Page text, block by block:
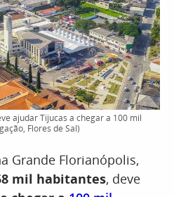
ajudar Tijucas a chegar a 100 mil
Flores de Sal)
Grande Florianópolis,
mil habitantes, deve